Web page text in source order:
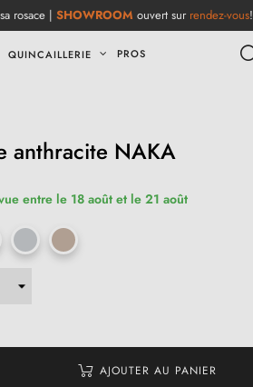
rosace | SHOWROOM ouvert sur rendez-vous!
QUINCAILLERIE PROS
anthracite NAKA
entre le 18 août et le 21 août
AJOUTER AU PANIER